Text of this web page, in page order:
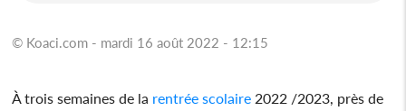
© Koaci.com - mardi 16 août 2022 - 12:15
À trois semaines de la rentrée scolaire 2022 /2023, près de